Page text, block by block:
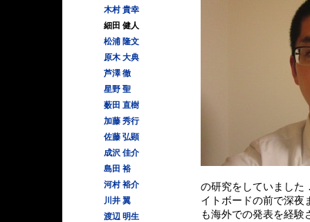
の研究をしていました
イトボードの前で深夜
も海外での発表を経験
木村 貴幸
細田 健人
松浦 隆文
原木 大典
芦澤 徹
星野 聖
薮田 直樹
加藤 秀行
佐藤 弘顕
成沢 佳介
島田 裕
河村 裕介
川井 翼
渡辺 明生